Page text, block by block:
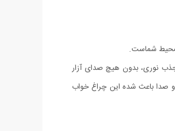
نوری، بدون هیچ صدای آزار
صدا باعث شده این چراغ خواب